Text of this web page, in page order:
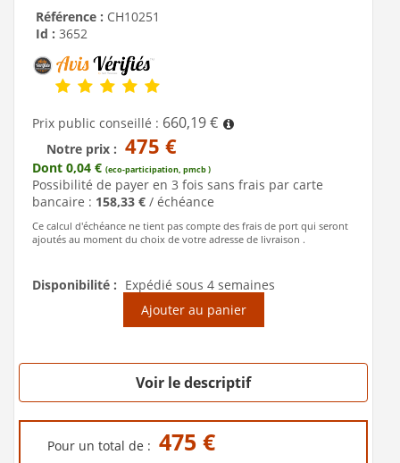
Référence : CH10251
Id : 3652
Prix public conseillé : 660,19 €
Notre prix : 475 €
Dont 0,04 € (eco-participation, pmcb )
Possibilité de payer en 3 fois sans frais par carte
bancaire : 158,33 € / échéance
Ce calcul d'échéance ne tient pas compte des frais de port qui seront
ajoutés au moment du choix de votre adresse de livraison .
Disponibilité : Expédié sous 4 semaines
Ajouter au panier
Voir le descriptif
Pour un total de : 475 €